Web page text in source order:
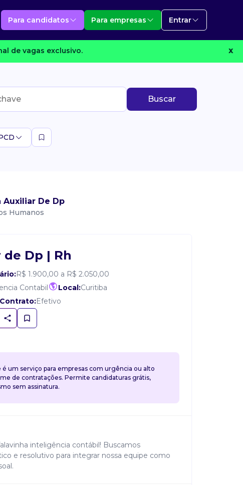
Para candidatos Para empresas Entrar
de vagas exclusivo. X
Buscar
Auxiliar De Dp
Humanos
Dp | Rh
R$ 1.900,00 a R$ 2.050,00
Contabil Local:Curitiba
Contrato:Efetivo
é um serviço para empresas com urgência ou alto
de contratações. Permite candidaturas grátis,
sem assinatura.
inteligência contábil! Buscamos
e resolutivo para integrar nossa equipe como